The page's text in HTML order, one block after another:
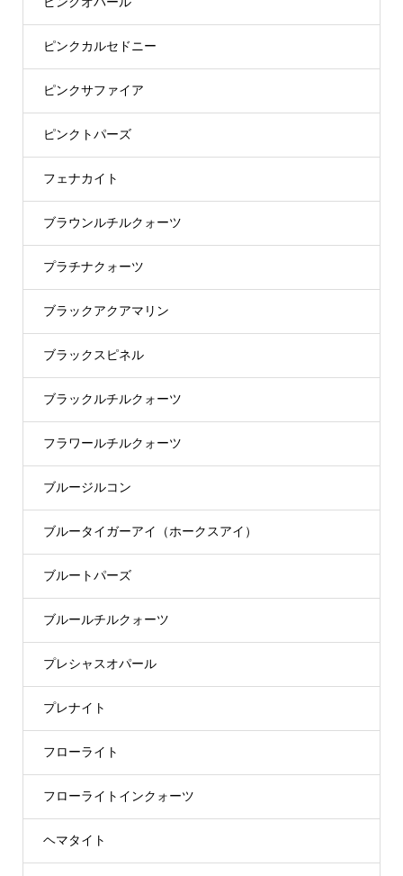
ピンクカルセドニー
ピンクサファイア
ピンクトパーズ
フェナカイト
ブラウンルチルクォーツ
プラチナクォーツ
ブラックアクアマリン
ブラックスピネル
ブラックルチルクォーツ
フラワールチルクォーツ
ブルージルコン
ブルータイガーアイ（ホークスアイ）
ブルートパーズ
ブルールチルクォーツ
プレシャスオパール
プレナイト
フローライト
フローライトインクォーツ
ヘマタイト